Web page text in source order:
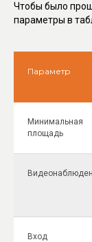
Чтобы было
параметры в
Параметр
Минимальная
площадь
Вход